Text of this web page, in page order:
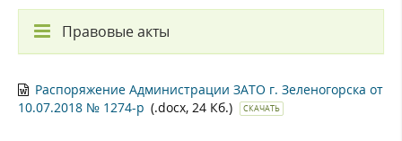
Правовые акты
Распоряжение Администрации ЗАТО г. Зеленогорска от
10.07.2018 № 1274-р (.docx, 24 Кб.) СКАЧАТЬ